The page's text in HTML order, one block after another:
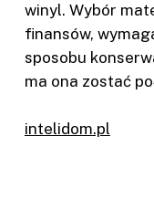
winyl. Wybór
finansów,
sposobu
ma ona zostać
intelidom.pl